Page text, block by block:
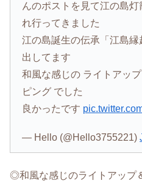
んのポストを見て江の島
れ行ってきました
江の島誕生の伝承「江島
出してます
和風な感じの ライトアッ
ピング でした
良かったです
— Hello (@Hello3755221)
◎和風な感じのライトアップ